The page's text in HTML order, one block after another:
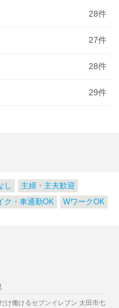
28件
27件
28件
29件
し
主婦・主夫歓迎
ク・車通勤OK WワークOK
け働けるセブンイレブン 太田市七